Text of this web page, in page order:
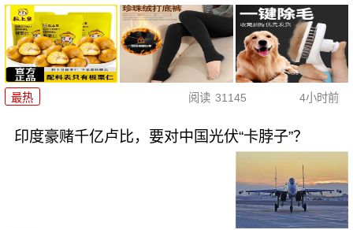
最热 阅读 31145 4小时前
印度豪赌千亿卢比，要对中国光伏“卡脖子”？